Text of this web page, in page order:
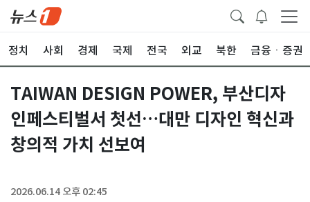
정치 사회 경제 국제 전국 외교 북한 금융ㆍ증권
TAIWAN DESIGN POWER, 부산디자
인페스티벌서 첫선…대만 디자인 혁신과
창의적 가치 선보여
2026.06.14 오후 02:45